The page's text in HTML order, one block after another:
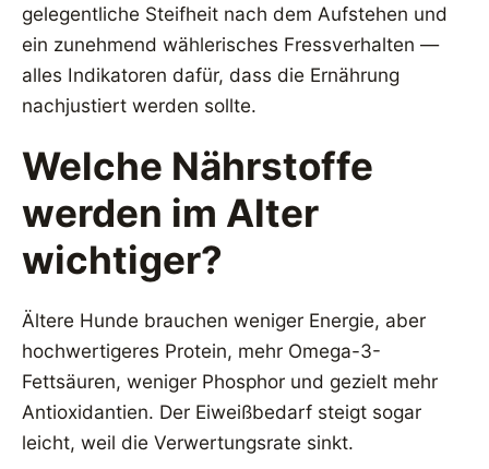
gelegentliche Steifheit nach dem Aufstehen und
ein zunehmend wählerisches Fressverhalten —
alles Indikatoren dafür, dass die Ernährung
nachjustiert werden sollte.
Welche Nährstoffe
werden im Alter
wichtiger?
Ältere Hunde brauchen weniger Energie, aber
hochwertigeres Protein, mehr Omega-3-
Fettsäuren, weniger Phosphor und gezielt mehr
Antioxidantien. Der Eiweißbedarf steigt sogar
leicht, weil die Verwertungsrate sinkt.